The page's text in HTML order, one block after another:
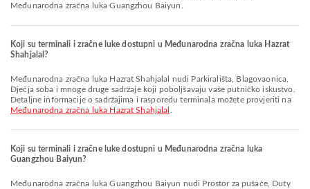
Međunarodna zračna luka Guangzhou Baiyun.
Koji su terminali i zračne luke dostupni u Međunarodna zračna luka Hazrat
Shahjalal?
Međunarodna zračna luka Hazrat Shahjalal nudi Parkirališta, Blagovaonica,
Dječja soba i mnoge druge sadržaje koji poboljšavaju vaše putničko iskustvo.
Detaljne informacije o sadržajima i rasporedu terminala možete provjeriti na
Međunarodna zračna luka Hazrat Shahjalal
Koji su terminali i zračne luke dostupni u Međunarodna zračna luka
Guangzhou Baiyun?
Međunarodna zračna luka Guangzhou Baiyun nudi Prostor za pušače, Duty